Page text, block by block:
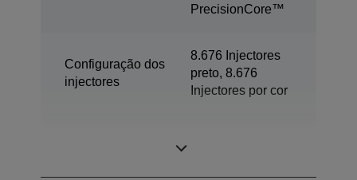
PrecisionCore™
Configuração dos
injectores
8.676 Injectores
preto, 8.676
Injectores por cor